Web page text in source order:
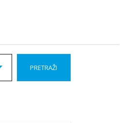
PRETRAŽI